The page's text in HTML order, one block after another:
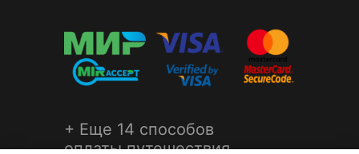
+ Еще 14 способов
оплаты путешествия